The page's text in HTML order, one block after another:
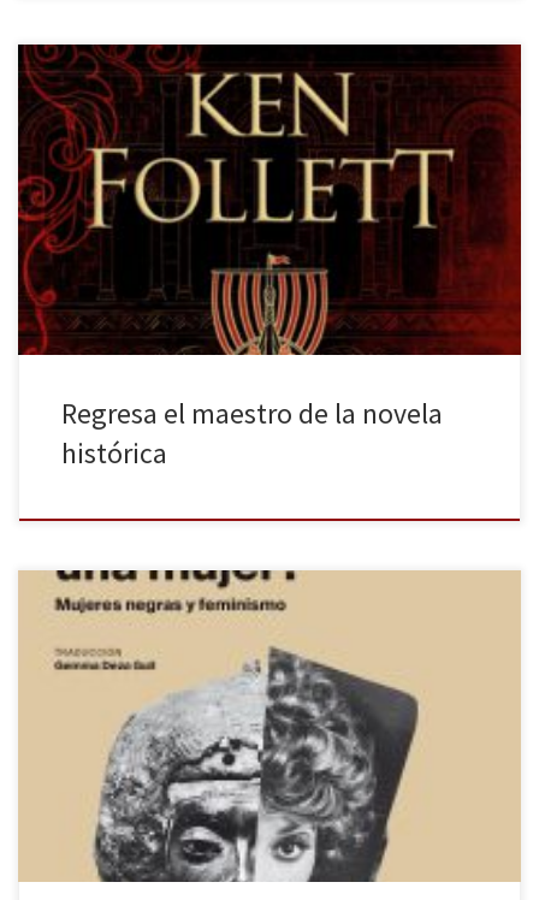
Es complicado presentar la trayectoria de Ken Follett a estas
alturas, siendo un autor tan reconocido y querido; no obstante,
daremos unas pinceladas de su vida. El escritor galés, afincado en
la capital británica, se licenció en Filosofía por la University College
de Londres para, posteriormente, abrazar el periodismo; más […]
Regresa el maestro de la novela
histórica
¿Cómo llegasteis a ser las feministas que sois hoy? Creo que
puedo afirmar que muchas de nosotras llegamos al feminismo a
través de nuestra propia experiencia de ser mujeres en un sistema
patriarcal. Nos vimos reflejadas en esas lecturas donde
establecimos paralelismos entre las vidas de las escribientes y las